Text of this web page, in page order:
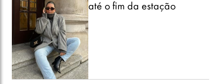
até o fim da estação